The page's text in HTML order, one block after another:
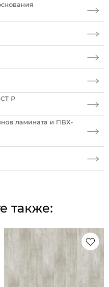
Р
ламината и ПВХ-
также: